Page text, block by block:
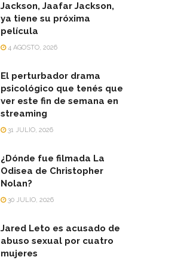
Jackson, Jaafar Jackson,
ya tiene su próxima
película
4 AGOSTO, 2026
El perturbador drama
psicológico que tenés que
ver este fin de semana en
streaming
31 JULIO, 2026
¿Dónde fue filmada La
Odisea de Christopher
Nolan?
30 JULIO, 2026
Jared Leto es acusado de
abuso sexual por cuatro
mujeres